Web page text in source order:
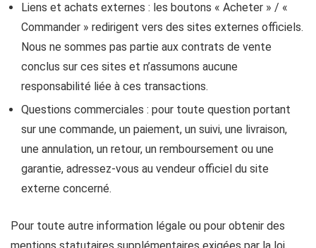
Liens et achats externes : les boutons « Acheter » / «
Commander » redirigent vers des sites externes officiels.
Nous ne sommes pas partie aux contrats de vente
conclus sur ces sites et n’assumons aucune
responsabilité liée à ces transactions.
Questions commerciales : pour toute question portant
sur une commande, un paiement, un suivi, une livraison,
une annulation, un retour, un remboursement ou une
garantie, adressez‑vous au vendeur officiel du site
externe concerné.
Pour toute autre information légale ou pour obtenir des